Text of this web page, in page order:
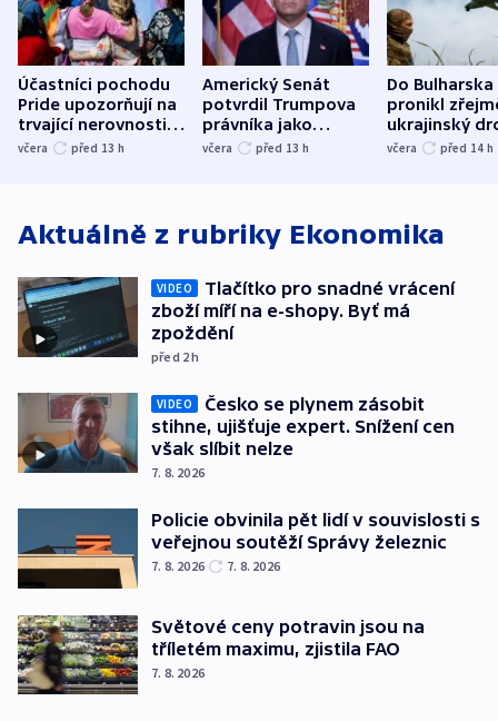
Účastníci pochodu
Pride upozorňují na
trvající nerovnosti i
společenskou
včera před 13 h
Americký Senát
potvrdil Trumpova
právníka jako
ministra
včera před 13 h
Do Bulharska
pronikl
ukrajinský
explodoval
včera před 14 h
Aktuálně z rubriky Ekonomika
VIDEO
Tlačítko pro snadné vrácení
zboží míří na e-shopy. Byť má
zpoždění
před 2h
VIDEO
Česko se plynem zásobit
stihne, ujišťuje expert. Snížení cen
však slíbit nelze
7. 8. 2026
Policie obvinila pět lidí v souvislosti s
veřejnou soutěží Správy železnic
7. 8. 2026 7. 8. 2026
Světové ceny potravin jsou na
tříletém maximu, zjistila FAO
7. 8. 2026